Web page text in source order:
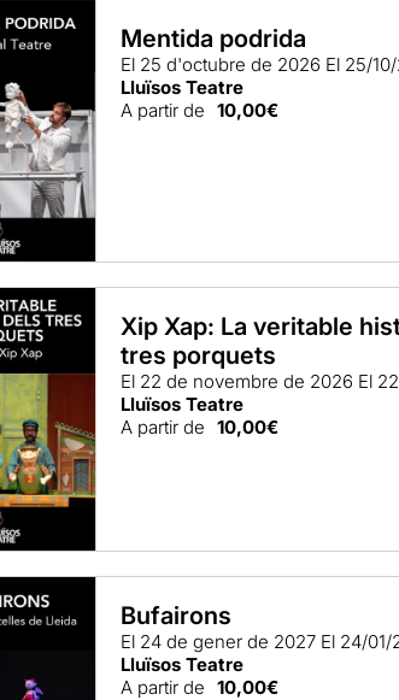
Mentida podrida
El 25 d'octubre de 2026 El 25/
Lluïsos Teatre
A partir de 10,00€
Xip Xap: La veritable
tres porquets
El 22 de novembre de 2026 El
Lluïsos Teatre
A partir de 10,00€
Bufairons
El 24 de gener de 2027 El 24/01/
Lluïsos Teatre
A partir de 10,00€